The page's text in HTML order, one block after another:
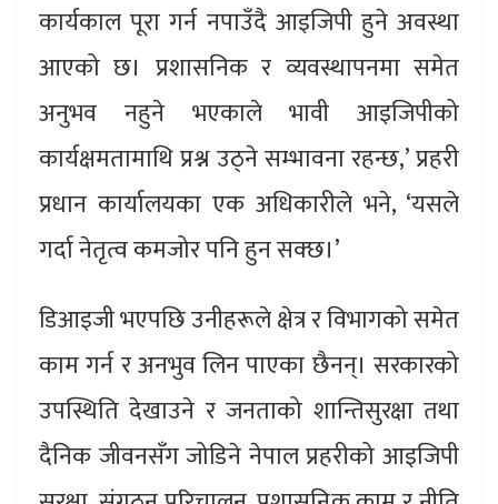
कार्यकाल पूरा गर्न नपाउँदै आइजिपी हुने अवस्था
आएको छ। प्रशासनिक र व्यवस्थापनमा समेत
अनुभव नहुने भएकाले भावी आइजिपीको
कार्यक्षमतामाथि प्रश्न उठ्ने सम्भावना रहन्छ,’ प्रहरी
प्रधान कार्यालयका एक अधिकारीले भने, ‘यसले
गर्दा नेतृत्व कमजोर पनि हुन सक्छ।’
डिआइजी भएपछि उनीहरूले क्षेत्र र विभागको समेत
काम गर्न र अनभुव लिन पाएका छैनन्। सरकारको
उपस्थिति देखाउने र जनताको शान्तिसुरक्षा तथा
दैनिक जीवनसँग जोडिने नेपाल प्रहरीको आइजिपी